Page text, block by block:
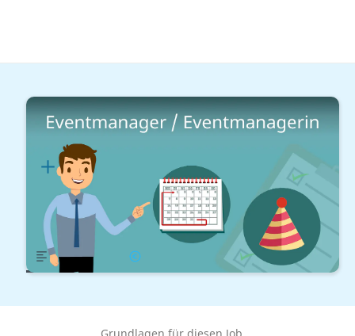
Reisen & Gastronomie Rund um Events
Eventmanager / Eventmanagerin
Lernplan
Übersicht